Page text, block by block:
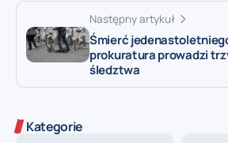
Następny artykuł
Śmierć
prokuratura prowadzi
śledztwa
Kategorie